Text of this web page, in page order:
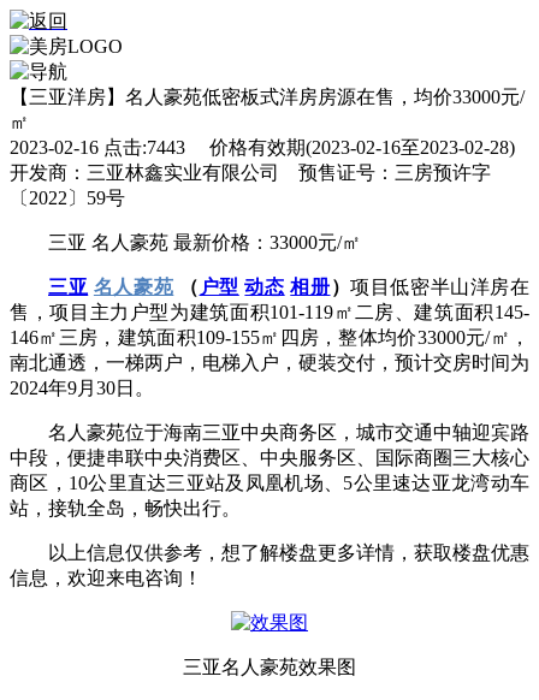
【三亚洋房】名人豪苑低密板式洋房房源在售，均价33000元/
㎡
2023-02-16 点击:7443 价格有效期(2023-02-16至2023-02-28)
开发商：三亚林鑫实业有限公司 预售证号：三房预许字
〔2022〕59号
三亚 名人豪苑 最新价格：33000元/㎡
三亚 名人豪苑 （ 户型 动态 相册）项目低密半山洋房在
售，项目主力户型为建筑面积101-119㎡二房、建筑面积145-
146㎡三房，建筑面积109-155㎡四房，整体均价33000元/㎡，
南北通透，一梯两户，电梯入户，硬装交付，预计交房时间为
2024年9月30日。
名人豪苑位于海南三亚中央商务区，城市交通中轴迎宾路
中段，便捷串联中央消费区、中央服务区、国际商圈三大核心
商区，10公里直达三亚站及凤凰机场、5公里速达亚龙湾动车
站，接轨全岛，畅快出行。
以上信息仅供参考，想了解楼盘更多详情，获取楼盘优惠
信息，欢迎来电咨询！
三亚名人豪苑效果图